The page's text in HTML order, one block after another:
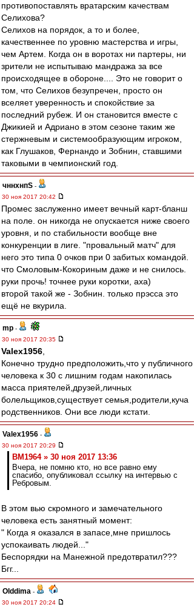
противопоставлять вратарским качествам
Селихова?
Селихов на порядок, а то и более,
качественнее по уровню мастерства и игры,
чем Артем. Когда он в воротах ни партеры, ни
зрители не испытываю мандража за все
происходящее в обороне.... Это не говорит о
том, что Селихов безупречен, просто он
вселяет уверенность и спокойствие за
последний рубеж. И он становится вместе с
Джикией и Адриано в этом сезоне таким же
стержневым и системообразующим игроком,
как Глушаков, Фернандо и Зобнин, ставшими
таковыми в чемпионский год.
чннхнпS -
30 ноя 2017 20:42
Промес заслуженно имеет вечный карт-бланш
на поле. он никогда не опускается ниже своего
уровня, и по стабильности вообще вне
конкуренции в лиге. "провальный матч" для
него это типа 0 очков при 0 забитых командой.
что Смоловым-Кокориным даже и не снилось.
руки прочь! точнее руки коротки, аха)
второй такой же - Зобнин. только прэсса это
ещё не вкурила.
mp -
30 ноя 2017 20:35
Valex1956
Конечно трудно предположить,что у публичного
человека к 30 с лишним годам накопилась
масса приятелей,друзей,личных
болельщиков,существует семья,родители,куча
родственников. Они все люди кстати.
Valex1956 -
30 ноя 2017 20:29
BM1964 » 30 ноя 2017 13:36
Вчера, не помню кто, но все равно ему
спасибо, опубликовал ссылку на интервью с
Ребровым.
В этом вью скромного и замечательного
человека есть занятный момент:
" Когда я оказался в запасе,мне пришлось
успокаивать людей..."
Беспорядки на Манежной предотвратил???
Бгг...
Olddima -
30 ноя 2017 20:24